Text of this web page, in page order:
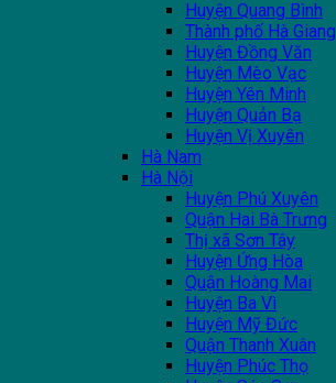
Huyện Quang Bình
Thành phố Hà Giang
Huyện Đồng Văn
Huyện Mèo Vạc
Huyện Yên Minh
Huyện Quản Bạ
Huyện Vị Xuyên
Hà Nam
Hà Nội
Huyện Phú Xuyên
Quận Hai Bà Trưng
Thị xã Sơn Tây
Huyện Ứng Hòa
Quận Hoàng Mai
Huyện Ba Vì
Huyện Mỹ Đức
Quận Thanh Xuân
Huyện Phúc Thọ